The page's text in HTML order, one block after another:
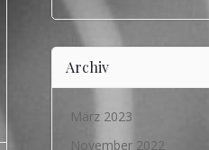
Archiv
März 2023
November 2022